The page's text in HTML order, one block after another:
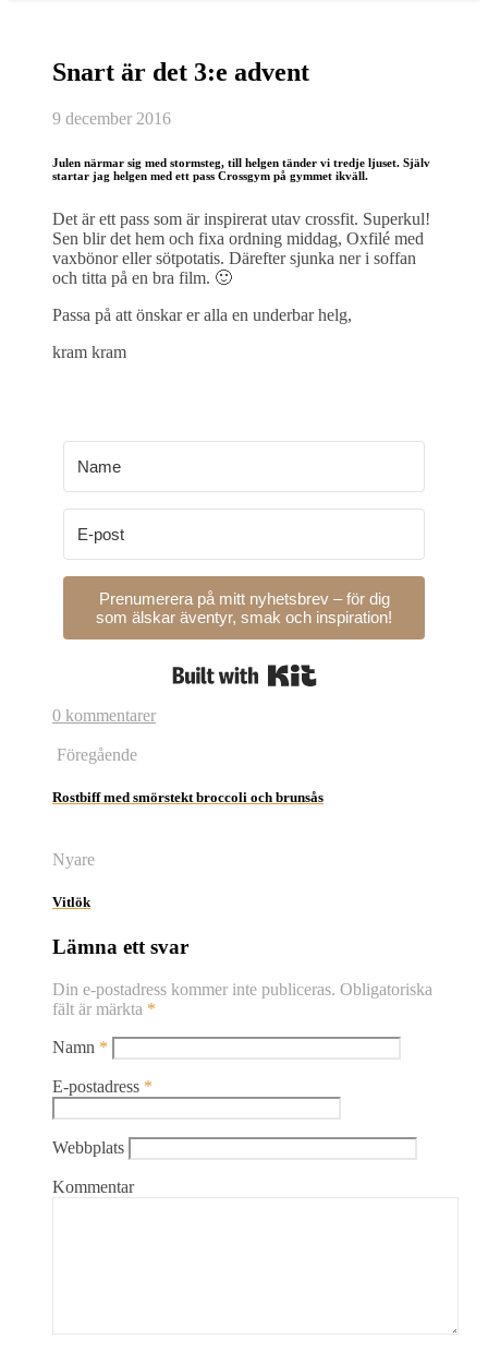
Snart är det 3:e advent
9 december 2016
Julen närmar sig med stormsteg, till helgen tänder vi tredje ljuset. Själv
startar jag helgen med ett pass Crossgym på gymmet ikväll.
Det är ett pass som är inspirerat utav crossfit. Superkul!
Sen blir det hem och fixa ordning middag, Oxfilé med
vaxbönor eller sötpotatis. Därefter sjunka ner i soffan
och titta på en bra film. 🙂
Passa på att önskar er alla en underbar helg,
kram kram
Prenumerera på mitt nyhetsbrev – för dig
som älskar äventyr, smak och inspiration!
0 kommentarer
Föregående
Rostbiff med smörstekt broccoli och brunsås
Nyare
Vitlök
Lämna ett svar
Din e-postadress kommer inte publiceras. Obligatoriska
fält är märkta *
Namn *
E-postadress *
Webbplats
Kommentar